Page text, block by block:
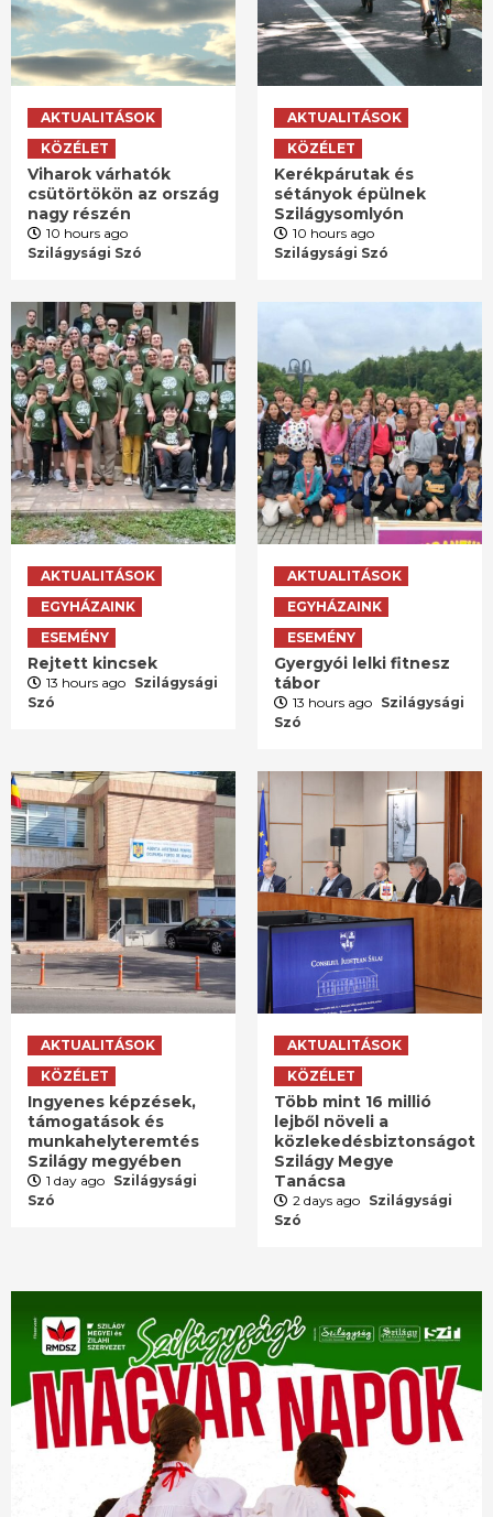
AKTUALITÁSOK
KÖZÉLET
Viharok várhatók
csütörtökön az ország
nagy részén
10 hours ago
Szilágysági Szó
AKTUALITÁSOK
KÖZÉLET
Kerékpárutak és
sétányok épülnek
Szilágysomlyón
10 hours ago
Szilágysági Szó
AKTUALITÁSOK
EGYHÁZAINK
ESEMÉNY
Rejtett kincsek
13 hours ago Szilágysági
Szó
AKTUALITÁSOK
EGYHÁZAINK
ESEMÉNY
Gyergyói lelki fitnesz
tábor
13 hours ago Szilágysági
Szó
AKTUALITÁSOK
KÖZÉLET
Ingyenes képzések,
támogatások és
munkahelyteremtés
Szilágy megyében
1 day ago Szilágysági
Szó
AKTUALITÁSOK
KÖZÉLET
Több mint 16 millió
lejből növeli a
közlekedésbiztonságot
Szilágy Megye
Tanácsa
2 days ago Szilágysági
Szó